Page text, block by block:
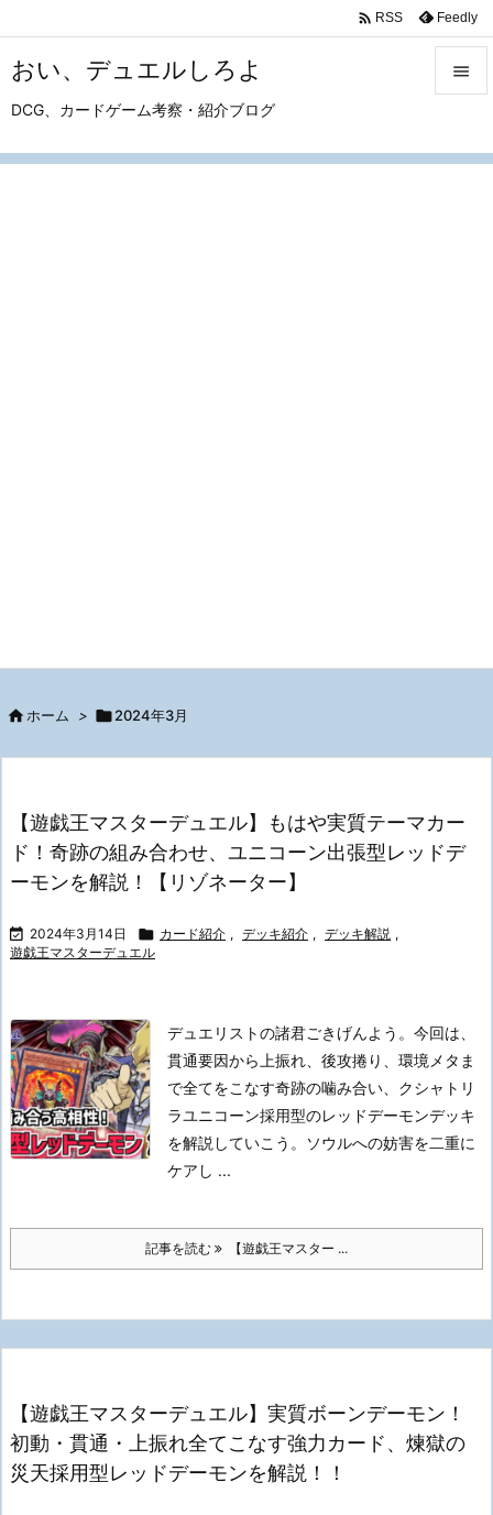
おい、デュエルしろよ
DCG、カードゲーム考察・紹介ブログ

 RSS Feedly
 ホーム > 2024年3月
【遊戯王マスターデュエル】もはや実質テーマカー
ド！奇跡の組み合わせ、ユニコーン出張型レッドデ
ーモンを解説！【リゾネーター】
 2024年3月14日  カード紹介 , デッキ紹介 , デッキ解説 ,
遊戯王マスターデュエル
デュエリストの諸君ごきげんよう。 今回は、
貫通要因から上振れ、後攻捲り、環境メタま
で全てをこなす奇跡の噛み合い、クシャトリ
ラユニコーン採用型のレッドデーモンデッキ
を解説していこう。
ソウルへの妨害を二重に
ケアし ...
記事を読む 【遊戯王マスター ...
【遊戯王マスターデュエル】実質ボーンデーモン！
初動・貫通・上振れ全てこなす強力カード、煉獄の
災天採用型レッドデーモンを解説！！